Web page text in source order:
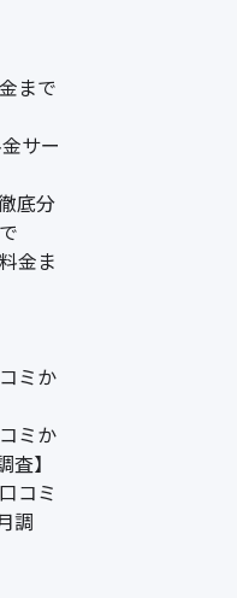
まで
サー
底分
金ま
ミか
ミか
】
コミ
調